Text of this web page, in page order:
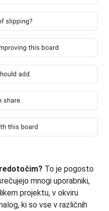
To je pogosto
mnogi uporabniki,
projektu, v okviru
ki so vse v različnih